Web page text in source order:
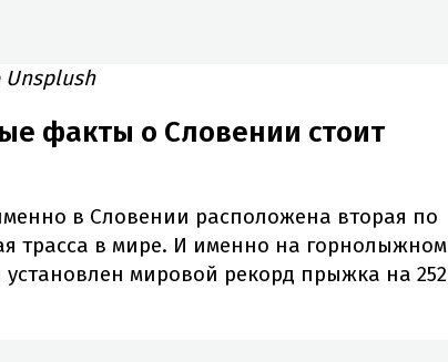
факты о Словении стоит
в Словении расположена вторая по
трасса в мире. И именно на горнолыжном
мировой рекорд прыжка на 252